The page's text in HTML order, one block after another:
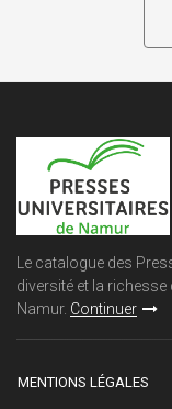
Le catalogue des
diversité et la
Namur. Continuer
MENTIONS LÉGALES